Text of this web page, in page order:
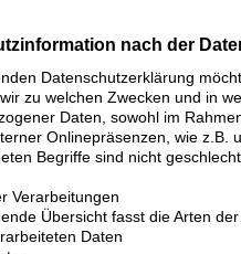
nach der
Datenschutzerklärung
zu welchen Zwecken und in
Daten, sowohl im
Onlinepräsenzen, wie z.B.
Begriffe sind nicht
Verarbeitungen
Übersicht fasst die Arten
Daten